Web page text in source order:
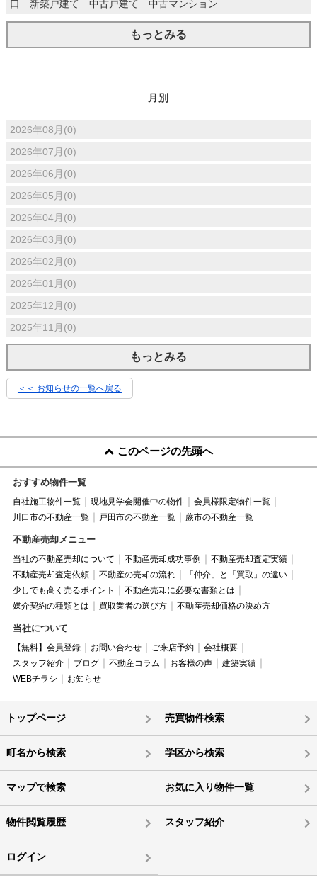
口 新築戸建て 中古戸建て 中古マンション
もっとみる
月別
2026年08月(0)
2026年07月(0)
2026年06月(0)
2026年05月(0)
2026年04月(0)
2026年03月(0)
2026年02月(0)
2026年01月(0)
2025年12月(0)
2025年11月(0)
もっとみる
＜＜ お知らせの一覧へ戻る
このページの先頭へ
おすすめ物件一覧
自社施工物件一覧 現地見学会開催中の物件
会員様限定物件一覧
川口市の不動産一覧
戸田市の不動産一覧 蕨市の不動産一覧
不動産売却メニュー
当社の不動産売却について 不動産売却成功事例
不動産売却査定実績
不動産売却査定依頼
不動産の売却の流れ
「仲介」と「買取」の違い
少しでも高く売るポイント
不動産売却に必要な書類とは
媒介契約の種類とは
買取業者の選び方 不動産売却価格の決め方
当社について
【無料】会員登録 お問い合わせ ご来店予約
会社概要
スタッフ紹介
ブログ 不動産コラム お客様の声
建築実績
WEBチラシ
お知らせ
トップページ 売買物件検索
町名から検索 学区から検索
マップで検索 お気に入り物件一覧
物件閲覧履歴 スタッフ紹介
ログイン